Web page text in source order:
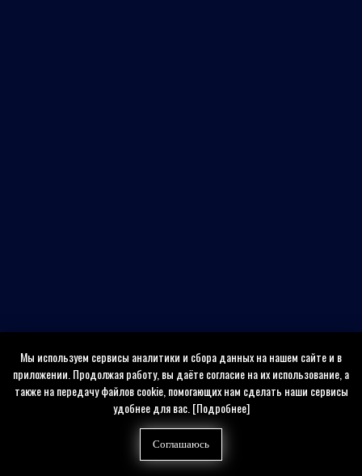
Мы используем сервисы аналитики и сбора данных на нашем сайте и в
приложении. Продолжая работу, вы даёте согласие на их использование, а
также на передачу файлов cookie, помогающих нам сделать наши сервисы
удобнее для вас.[Подробнее]
Соглашаюсь